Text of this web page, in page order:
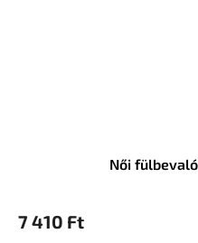
Női fülbevaló
7 410 Ft